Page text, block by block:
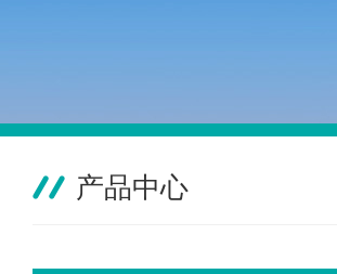
产品中心